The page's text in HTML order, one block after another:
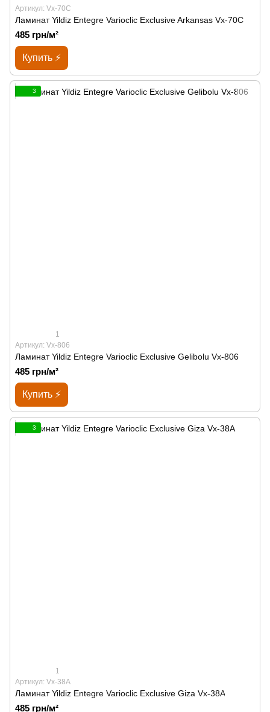
Артикул: Vx-70C
Ламинат Yildiz Entegre Varioclic Exclusive Arkansas Vx-70C
485 грн/м²
Купить ⚡
3
1
Артикул: Vx-806
Ламинат Yildiz Entegre Varioclic Exclusive Gelibolu Vx-806
485 грн/м²
Купить ⚡
3
1
Артикул: Vx-38A
Ламинат Yildiz Entegre Varioclic Exclusive Giza Vx-38A
485 грн/м²